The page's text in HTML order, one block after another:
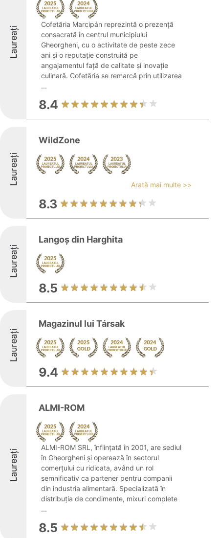
Laureați
Cofetăria Marcipán reprezintă o prezență
consacrată în centrul municipiului
Gheorgheni, cu o activitate de peste zece
ani și o reputație construită pe
angajamentul față de calitate și inovație
culinară. Cofetăria se remarcă prin utilizarea
...
8.4
Laureați
WildZone
Arată mai multe >>
8.3
Laureați
Langoș din Harghita
8.5
Laureați
Magazinul lui Társak
9.4
Laureați
ALMI-ROM
ALMI-ROM SRL, înființată în 2001, are sediul
în Gheorgheni și operează în sectorul
comerțului cu ridicata, având un rol
semnificativ ca partener pentru companii
din industria alimentară. Specializată în
distribuția de condimente, mixuri complete
...
8.5